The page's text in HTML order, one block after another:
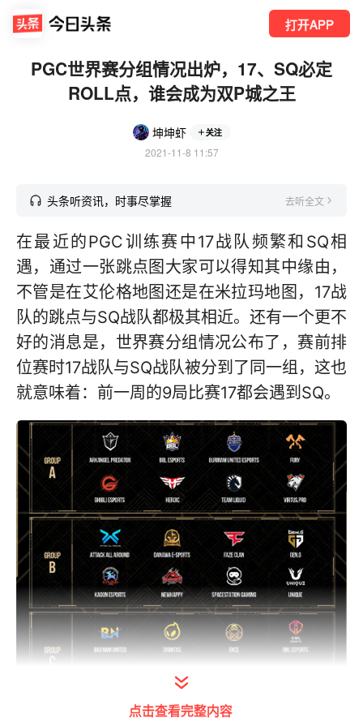
打开APP
PGC世界赛分组情况出炉，17、SQ必定
ROLL点，谁会成为双P城之王
坤坤虾 关注
2021-11-8 11:57
头条听资讯，时事尽掌握 去听全文
在最近的PGC训练赛中17战队频繁和SQ相
遇，通过一张跳点图大家可以得知其中缘由，
不管是在艾伦格地图还是在米拉玛地图，17战
队的跳点与SQ战队都极其相近。还有一个更不
好的消息是，世界赛分组情况公布了，赛前排
位赛时17战队与SQ战队被分到了同一组，这也
就意味着：前一周的9局比赛17都会遇到SQ。
点击查看完整内容